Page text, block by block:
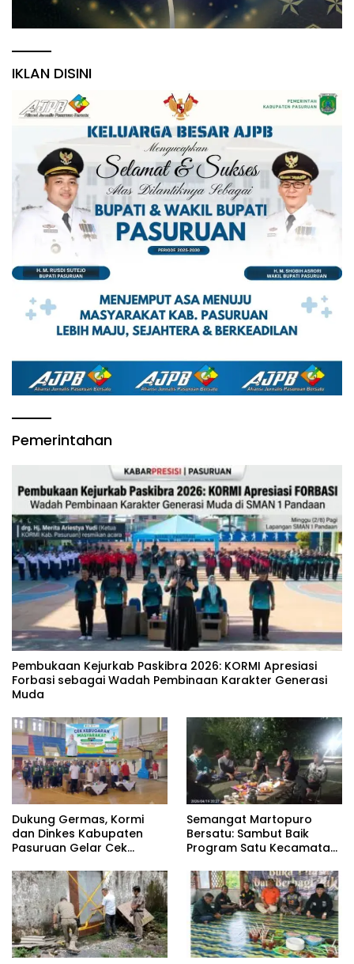
IKLAN DISINI
Pemerintahan
‎Pembukaan Kejurkab Paskibra 2026: KORMI Apresiasi
Forbasi sebagai Wadah Pembinaan Karakter Generasi
Muda
Dukung Germas, Kormi
dan Dinkes Kabupaten
Pasuruan Gelar Cek
Semangat Martopuro
Bersatu: Sambut Baik
Program Satu Kecamatan
Kebangkitan Persekabpas